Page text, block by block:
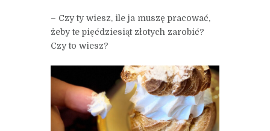
– Czy ty wiesz, ile ja muszę pracować,
żeby te pięćdziesiąt złotych zarobić?
Czy to wiesz?